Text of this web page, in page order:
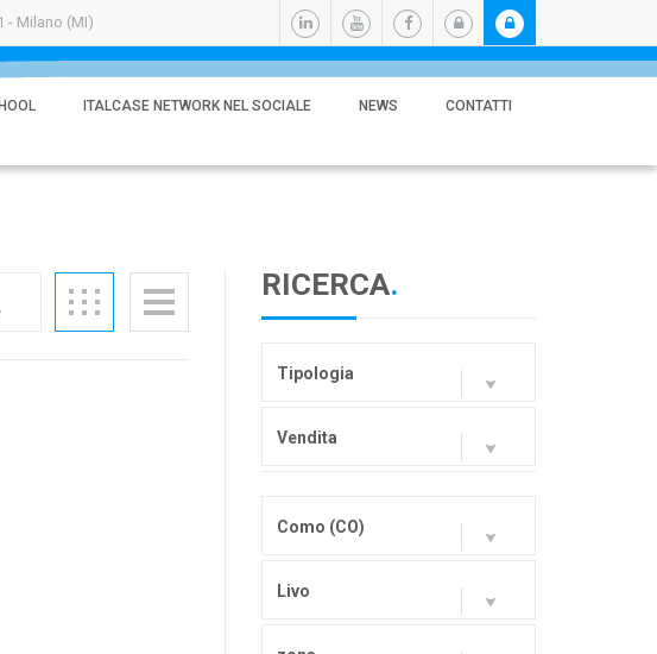
- Milano (MI)
ITALCASE NETWORK NEL SOCIALE NEWS CONTATTI
RICERCA.
Tipologia
Vendita
Como (CO)
Livo